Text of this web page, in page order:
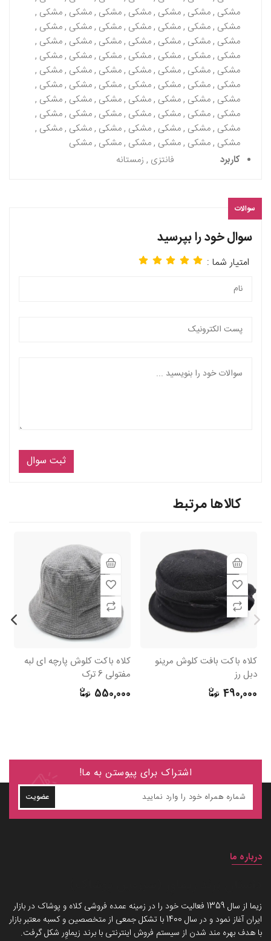
مشکی , مشکی , مشکی , مشکی , مشکی , مشکی , مشکی ,
مشکی , مشکی , مشکی , مشکی , مشکی , مشکی , مشکی ,
مشکی , مشکی , مشکی , مشکی , مشکی , مشکی , مشکی ,
مشکی , مشکی , مشکی , مشکی , مشکی , مشکی , مشکی ,
مشکی , مشکی , مشکی , مشکی , مشکی , مشکی , مشکی ,
مشکی , مشکی , مشکی , مشکی , مشکی , مشکی , مشکی ,
مشکی , مشکی , مشکی , مشکی , مشکی , مشکی , مشکی ,
مشکی , مشکی , مشکی , مشکی , مشکی , مشکی , مشکی ,
مشکی , مشکی , مشکی , مشکی , مشکی , مشکی , مشکی ,
مشکی , مشکی , مشکی , مشکی , مشکی , مشکی
کاربرد
فانتزی , زمستانه
سوالات
سوال خود را بپرسید
امتیار شما :
ثبت سوال
کالاها مرتبط
کلاه باکت بافت کلوش مرینو
دبل رز
490,000
کلاه باکت کلوش پارچه ای لبه
مفتولی 6 ترک
550,000
اشتراک برای پیوستن به ما!
عضویت
درباره ما
زیما از سال 1359 فعالیت خود را در زمینه عمده فروشی کلاه و پوشاک در بازار
ایران آغاز نمود و در سال 1400 با تشکل جمعی از متخصصین و کسبه معتبر بازار
با هدف بهره مند شدن از سیستم فروش اینترنتی با برند زیماوِر شکل گرفت.